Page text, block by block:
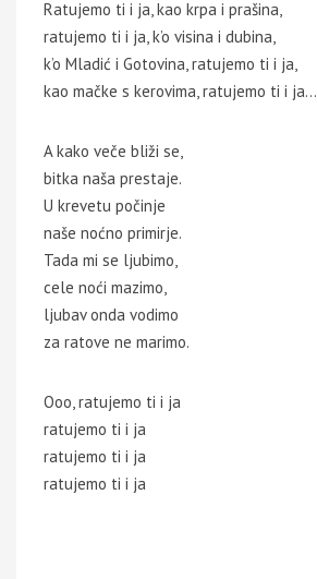
Ratujemo ti i ja, kao krpa i prašina,
ratujemo ti i ja, k’o visina i dubina,
k’o Mladić i Gotovina, ratujemo ti i ja,
kao mačke s kerovima, ratujemo ti i ja…
A kako veče bliži se,
bitka naša prestaje.
U krevetu počinje
naše noćno primirje.
Tada mi se ljubimo,
cele noći mazimo,
ljubav onda vodimo
za ratove ne marimo.
Ooo, ratujemo ti i ja
ratujemo ti i ja
ratujemo ti i ja
ratujemo ti i ja